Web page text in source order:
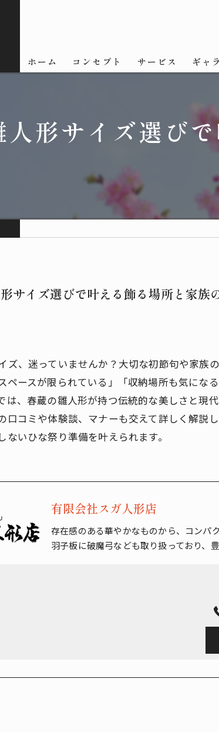
ホーム コンセプト サービス ギャ
形サイズ選び
サイズ選びで叶える飾る場所と家族
ズ、迷っていませんか？大切な初節句や家族
ペースが限られている」「収納場所も気にな
は、春蔵の雛人形が持つ伝統的な美しさと
口コミや体験談、マナーも交えて詳しく解説
ないひな祭り準備を叶えられます。
有限会社スガ人形店
存在感のある華やかなものから、コンパ
羽子板に破魔弓なども取り扱っており、